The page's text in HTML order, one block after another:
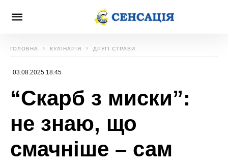
ГОЛОВНА КУЛІНАРІЯ ДРУГІ СТРАВИ
03.08.2025 18:45
“Скарб з миски”:
не знаю, що
смачніше – сам